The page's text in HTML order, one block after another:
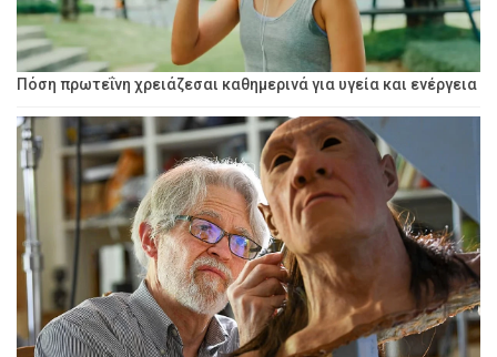
Πόση πρωτεΐνη χρειάζεσαι καθημερινά για υγεία και ενέργεια